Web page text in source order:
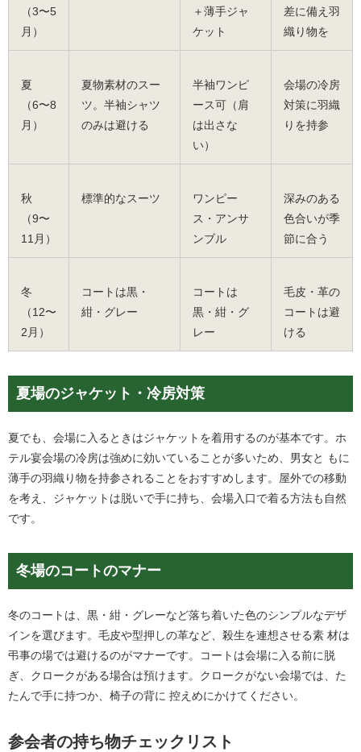
（3〜5
月）
＋薄手ジャ
ケット
差に備え羽
織り物を
夏
（6〜8
月）
夏物素材のスー
ツ。半袖シャツ
のみは避ける
半袖ワンピ
ース可（肩
は出さな
い）
会場の冷房
対策に羽織
りを持参
秋
（9〜
11月）
標準的なスーツ
ワンピー
ス・アンサ
ンブル
深みのある
色合いが季
節に合う
冬
（12〜
2月）
コートは黒・
紺・グレー
コートは
黒・紺・グ
レー
毛皮・革の
コートは避
ける
夏場のジャケット・冷房対策
夏でも、会場に入るときはジャケットを着用するのが基本です。ホ
テル宴会場の冷房は強めに効いていることが多いため、男女と もに
薄手の羽織り物を持参されることをおすすめします。屋外での移動
を考え、ジャケットは脱いで手に持ち、会場入口で着る方法も自然
です。
冬場のコートのマナー
冬のコートは、黒・紺・グレーなど落ち着いた色のシンプルなデザ
インを選びます。毛皮や型押しの革など、殺生を連想させる素 材は
弔事の場では避けるのがマナーです。コートは会場に入る前に脱
ぎ、クロークがある場合は預けます。クロークがない会場では、た
たんで手に持つか、椅子の背に 控えめにかけてください。
参会者の持ち物チェックリスト